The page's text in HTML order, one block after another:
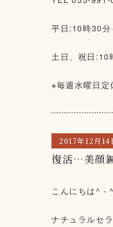
平日:10時30
土日、祝日:10
※毎週水曜日定
2017年12月14
復活…美
こんにちは^ - ^
ナチュラルセ